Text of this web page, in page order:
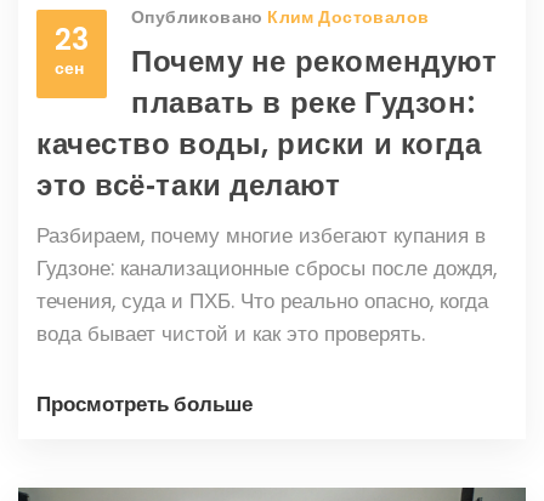
23
сен
Опубликовано Клим Достовалов
Почему не рекомендуют
плавать в реке Гудзон:
качество воды, риски и когда
это всё‑таки делают
Разбираем, почему многие избегают купания в
Гудзоне: канализационные сбросы после дождя,
течения, суда и ПХБ. Что реально опасно, когда
вода бывает чистой и как это проверять.
Просмотреть больше